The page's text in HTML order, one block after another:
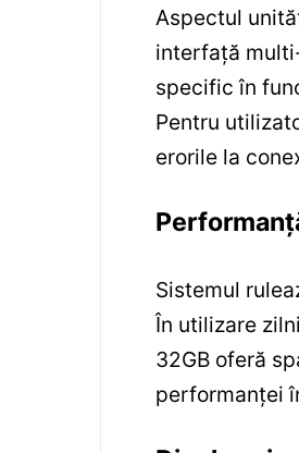
Aspectul
interfață
specific în
Pentru
erorile la
Sistemul
În utilizare
32GB oferă
performanței